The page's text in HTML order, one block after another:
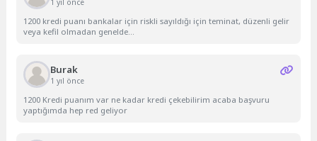
1 yıl önce
1200 kredi puanı bankalar için riskli sayıldığı için teminat, düzenli gelir
veya kefil olmadan genelde...
Burak
1 yıl önce
1200 Kredi puanım var ne kadar kredi çekebilirim acaba başvuru
yaptığımda hep red geliyor